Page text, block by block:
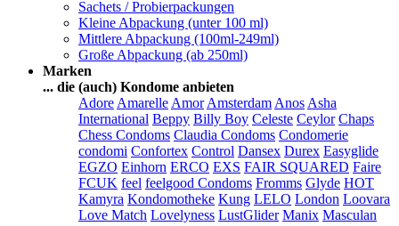
Sachets / Probierpackungen
Kleine Abpackung (unter 100 ml)
Mittlere Abpackung (100ml-249ml)
Große Abpackung (ab 250ml)
Marken
... die (auch) Kondome anbieten
Adore Amarelle Amor Amsterdam Anos Asha
International Beppy Billy Boy Celeste Ceylor Chaps
Chess Condoms Claudia Condoms Condomerie
condomi Confortex Control Dansex Durex Easyglide
EGZO Einhorn ERCO EXS FAIR SQUARED Faire
FCUK feel feelgood Condoms Fromms Glyde HOT
Kamyra Kondomotheke Kung LELO London Loovara
Love Match Lovelyness LustGlider Manix Masculan